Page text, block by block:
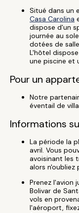
Situé dans un
Casa Carolina
dispose d'un
journée au
dotées de
L'hôtel
une piscine et
Pour un
Notre
éventail de
Informations
La période la
avril. Vous
avoisinant les
alors n'oubliez
Prenez l'avion
Bolivar de
vols en
l'aéroport,